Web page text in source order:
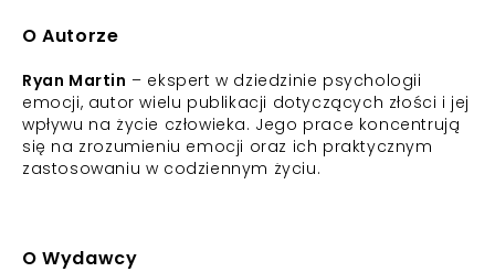
O Autorze
Ryan Martin – ekspert w dziedzinie psychologii
emocji, autor wielu publikacji dotyczących złości i jej
wpływu na życie człowieka. Jego prace koncentrują
się na zrozumieniu emocji oraz ich praktycznym
zastosowaniu w codziennym życiu.
O Wydawcy